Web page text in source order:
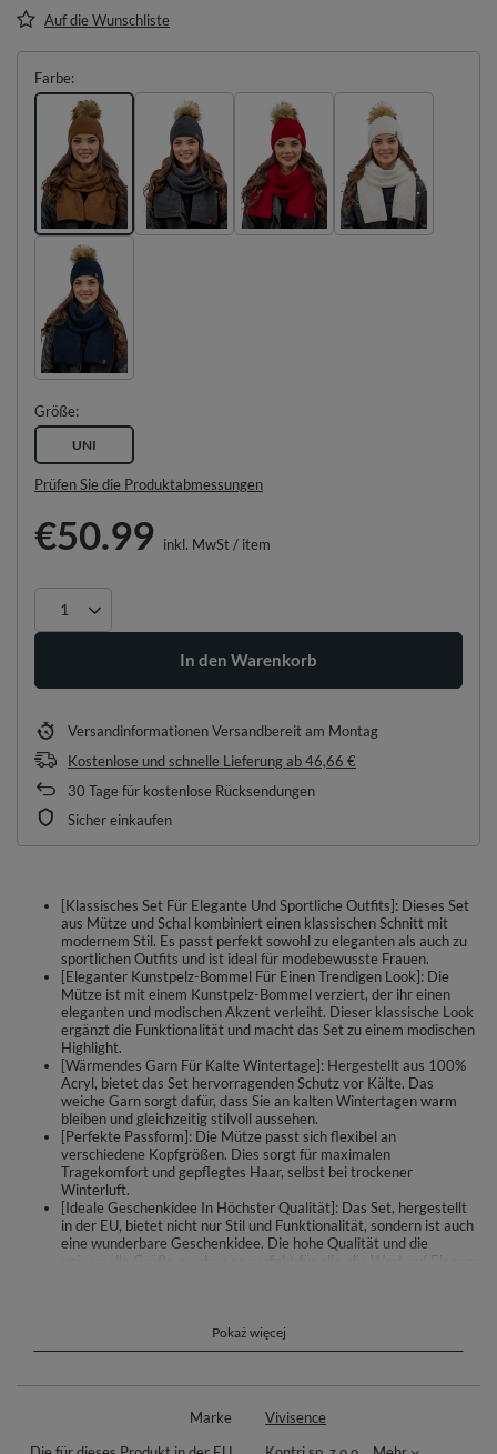
Auf die Wunschliste
Farbe
Größe
UNI
Prüfen Sie die Produktabmessungen
€50.99 inkl. MwSt/ item
In den Warenkorb
VersandinformationenVersandbereit am Montag
Kostenlose und schnelle Lieferungab46,66 €
30 Tage für kostenlose Rücksendungen
Sicher einkaufen
[Klassisches Set Für Elegante Und Sportliche Outfits]: Dieses Set
aus Mütze und Schal kombiniert einen klassischen Schnitt mit
modernem Stil. Es passt perfekt sowohl zu eleganten als auch zu
sportlichen Outfits und ist ideal für modebewusste Frauen.
[Eleganter Kunstpelz-Bommel Für Einen Trendigen Look]: Die
Mütze ist mit einem Kunstpelz-Bommel verziert, der ihr einen
eleganten und modischen Akzent verleiht. Dieser klassische Look
ergänzt die Funktionalität und macht das Set zu einem modischen
Highlight.
[Wärmendes Garn Für Kalte Wintertage]: Hergestellt aus 100%
Acryl, bietet das Set hervorragenden Schutz vor Kälte. Das
weiche Garn sorgt dafür, dass Sie an kalten Wintertagen warm
bleiben und gleichzeitig stilvoll aussehen.
[Perfekte Passform]: Die Mütze passt sich flexibel an
verschiedene Kopfgrößen. Dies sorgt für maximalen
Tragekomfort und gepflegtes Haar, selbst bei trockener
Winterluft.
[Ideale Geschenkidee In Höchster Qualität]: Das Set, hergestellt
in der EU, bietet nicht nur Stil und Funktionalität, sondern ist auch
eine wunderbare Geschenkidee. Die hohe Qualität und die
universelle Größe machen es perfekt für alle, die Wert auf Eleganz
klassischer Schnitt
perfekte Passform
passt sowohl zu eleganten, als auch sportlichen Outfits
Pokaż więcej
Marke
Vivisence